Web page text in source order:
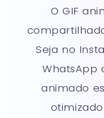
O GIF
Seja no
WhatsApp
animado